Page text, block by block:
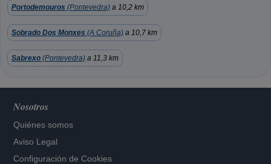
Portodemouros (Pontevedra) a 10,2 km
Sobrado Dos Monxes (A Coruña) a 10,7 km
Sabrexo (Pontevedra) a 11,3 km
Nosotros
Quiénes somos
Aviso Legal
Configuración de Cookies